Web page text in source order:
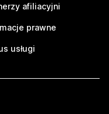
afiliacyjni
prawne
usługi